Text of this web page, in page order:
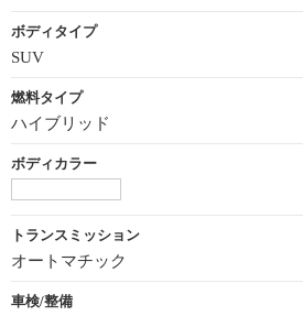
ボディタイプ
SUV
燃料タイプ
ハイブリッド
ボディカラー
トランスミッション
オートマチック
車検/整備